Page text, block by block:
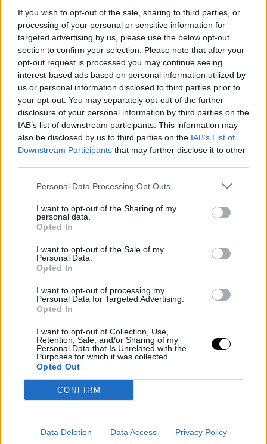
If you wish to opt-out of the sale, sharing to third parties, or
processing of your personal or sensitive information for
targeted advertising by us, please use the below opt-out
section to confirm your selection. Please note that after your
opt-out request is processed you may continue seeing
interest-based ads based on personal information utilized by
us or personal information disclosed to third parties prior to
your opt-out. You may separately opt-out of the further
disclosure of your personal information by third parties on the
IAB’s list of downstream participants. This information may
also be disclosed by us to third parties on the IAB’s List of
Downstream Participants that may further disclose it to other
Personal Data Processing Opt Outs
I want to opt-out of the Sharing of my
personal data.
Opted In
I want to opt-out of the Sale of my
Personal Data.
Opted In
I want to opt-out of processing my
Personal Data for Targeted Advertising.
Opted In
I want to opt-out of Collection, Use,
Retention, Sale, and/or Sharing of my
Personal Data that Is Unrelated with the
Purposes for which it was collected.
Opted Out
CONFIRM
Data Deletion Data Access Privacy Policy
contra él, cargando contra su peso. "Tiene que
adelgazar ya y ponerse en forma porque así no puede
jugar a baloncesto", comentó enHoopshype.
Últimos artículos
BASKET NBA COBY WHITE